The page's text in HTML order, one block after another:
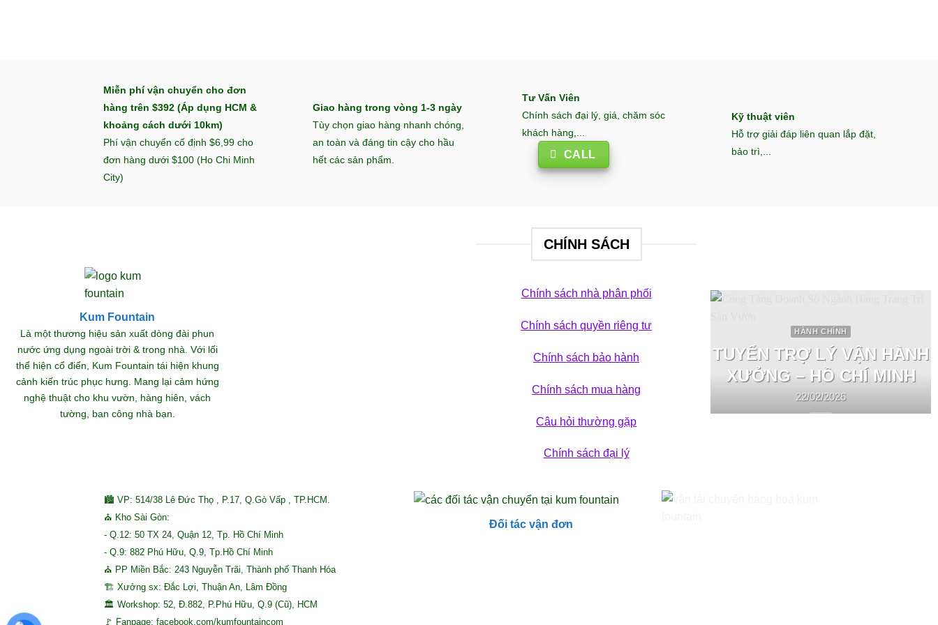
Miễn phí vận chuyển cho đơn
hàng trên $392 (Áp dụng HCM &
khoảng cách dưới 10km)
Phí vận chuyển cố định $6,99 cho
đơn hàng dưới $100 (Ho Chi Minh
City)
Giao hàng trong vòng 1-3 ngày
Tùy chọn giao hàng nhanh chóng,
an toàn và đáng tin cậy cho hầu
hết các sản phẩm.
Tư Vấn Viên
Chính sách đại lý, giá, chăm sóc
khách hàng,...
CALL
Kỹ thuật viên
Hỗ trợ giải đáp liên quan lắp đặt,
bảo trì,...
Kum Fountain
Là một thương hiệu sản xuất dòng đài phun
nước ứng dụng ngoài trời & trong nhà. Với lối
thể hiện cổ điển, Kum Fountain tái hiện khung
cảnh kiến trúc phục hưng. Mang lại cảm hứng
nghệ thuật cho khu vườn, hàng hiên, vách
tường, ban công nhà bạn.
CHÍNH SÁCH
Chính sách nhà phân phối
Chính sách quyền riêng tư
Chính sách bảo hành
Chính sách mua hàng
Câu hỏi thường gặp
Chính sách đại lý
HÀNH CHÍNH
TUYỂN TRỢ LÝ VẬN HÀNH
XƯỞNG – HỒ CHÍ MINH
22/02/2026
🏙 VP: 514/38 Lê Đức Thọ , P.17, Q.Gò Vấp , TP.HCM.
⛪ Kho Sài Gòn:
- Q.12: 50 TX 24, Quận 12, Tp. Hồ Chí Minh
- Q.9: 882 Phú Hữu, Q.9, Tp.Hồ Chí Minh
⛪ PP Miền Bắc: 243 Nguyễn Trãi, Thành phố Thanh Hóa
🏗 Xưởng sx: Đắc Lợi, Thuận An, Lâm Đồng
🏛 Workshop: 52, Đ.882, P.Phú Hữu, Q.9 (Cũ), HCM
🚩 Fanpage: facebook.com/kumfountaincom
Đối tác vận đơn